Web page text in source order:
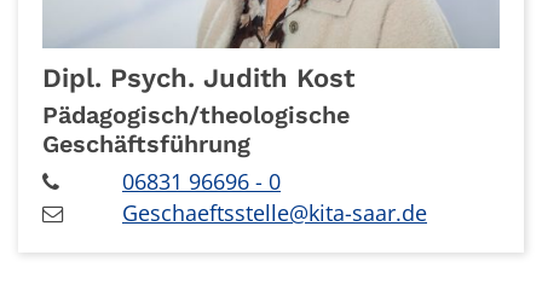
Dipl. Psych. Judith Kost
Pädagogisch/theologische
Geschäftsführung
06831 96696 - 0
Geschaeftsstelle@kita-saar.de